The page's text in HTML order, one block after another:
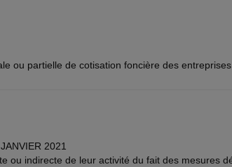
ou partielle de cotisation foncière des
2021
ou indirecte de leur activité du fait des mesures